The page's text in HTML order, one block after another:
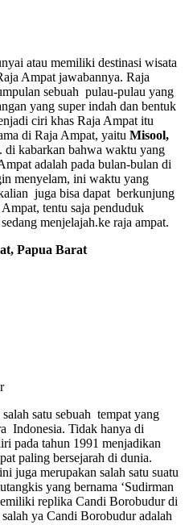
atau memiliki destinasi wisata
Ampat jawabannya. Raja
sebuah pulau-pulau yang
yang super indah dan bentuk
ciri khas Raja Ampat itu
di Raja Ampat, yaitu Misool,
. di kabarkan bahwa waktu yang
adalah pada bulan-bulan di
menyelam, ini waktu yang
juga bisa dapat berkunjung
tentu saja penduduk
menjelajah.ke raja ampat.
Papua Barat
satu sebuah tempat yang
Indonesia. Tidak hanya di
pada tahun 1991 menjadikan
paling bersejarah di dunia.
juga merupakan salah satu suatu
yang bernama ‘Sudirman
replika Candi Borobudur di
ya Candi Borobudur adalah